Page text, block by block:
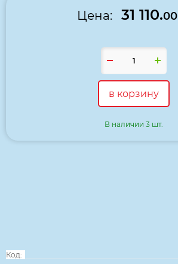
Код:
Цена: 31 110.00
в корзину
В наличии 3 шт.